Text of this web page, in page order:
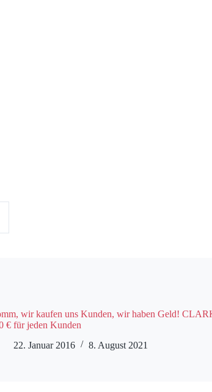
wir kaufen uns Kunden, wir haben Geld!
€ für jeden Kunden
22. Januar 2016
8. August 2021